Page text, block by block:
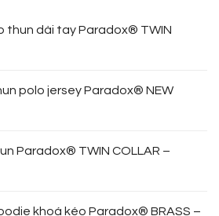
thun dài tay Paradox® TWIN
polo jersey Paradox® NEW
Paradox® TWIN COLLAR –
khoá kéo Paradox® BRASS –